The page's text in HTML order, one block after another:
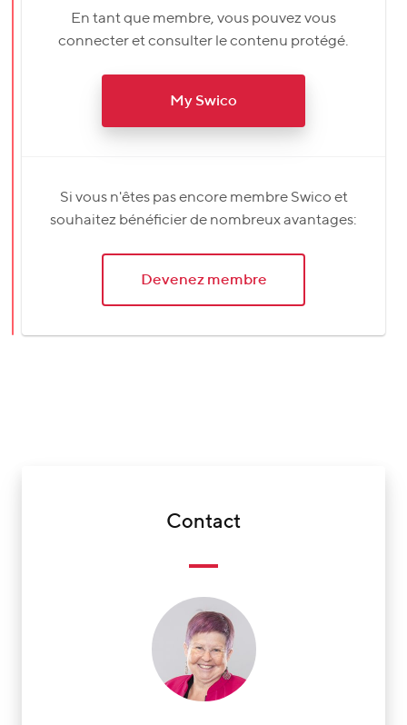
En tant que membre, vous pouvez vous
connecter et consulter le contenu protégé.
My Swico
Si vous n'êtes pas encore membre Swico et
souhaitez bénéficier de nombreux avantages:
Devenez membre
Contact